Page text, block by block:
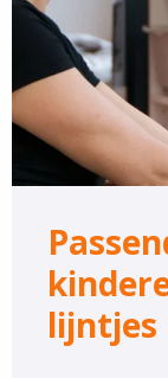
lijntjes
hulp
kinderen
door
korte
lijntjes